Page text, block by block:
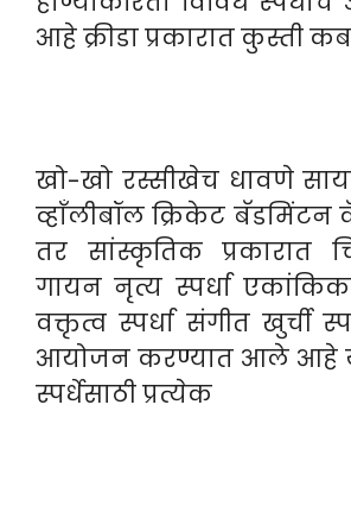
आहे क्रीडा प्रकारात कुस्ती
खो-खो रस्सीखेच धावणे
व्हाँलीबॉल क्रिकेट
तर सांस्कृतिक प्रकारात
गायन नृत्य स्पर्धा
वक्तृत्व स्पर्धा संगीत खुर्ची
आयोजन करण्यात आले आहे
स्पर्धेसाठी प्रत्येक